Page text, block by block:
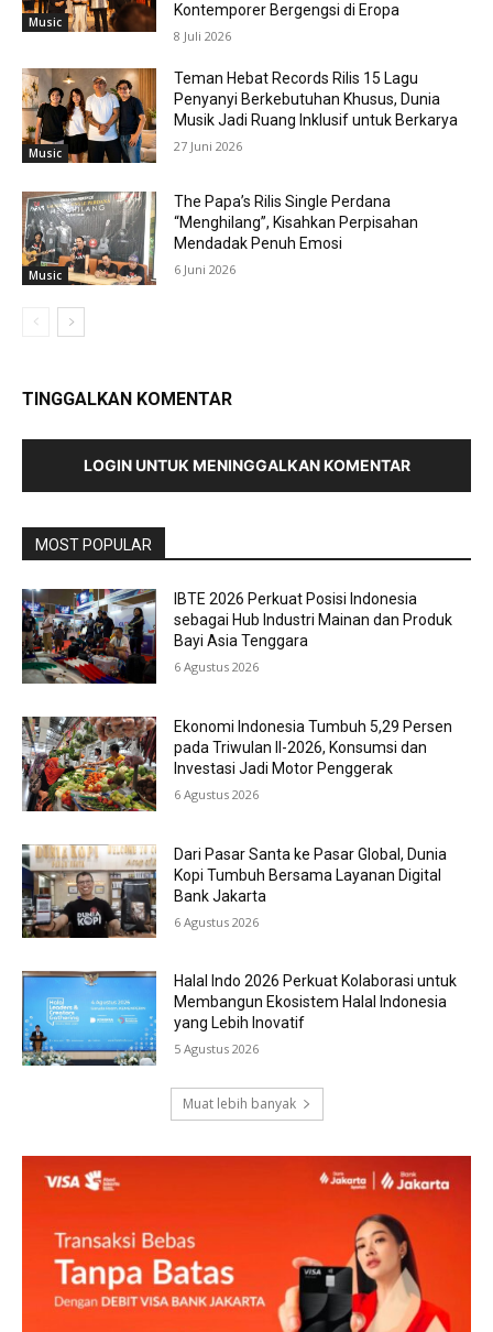
Music
Kontemporer Bergengsi di Eropa
8 Juli 2026
Music
Teman Hebat Records Rilis 15 Lagu
Penyanyi Berkebutuhan Khusus, Dunia
Musik Jadi Ruang Inklusif untuk Berkarya
27 Juni 2026
Music
The Papa’s Rilis Single Perdana
“Menghilang”, Kisahkan Perpisahan
Mendadak Penuh Emosi
6 Juni 2026
TINGGALKAN KOMENTAR
LOGIN UNTUK MENINGGALKAN KOMENTAR
MOST POPULAR
IBTE 2026 Perkuat Posisi Indonesia
sebagai Hub Industri Mainan dan Produk
Bayi Asia Tenggara
6 Agustus 2026
Ekonomi Indonesia Tumbuh 5,29 Persen
pada Triwulan II-2026, Konsumsi dan
Investasi Jadi Motor Penggerak
6 Agustus 2026
Dari Pasar Santa ke Pasar Global, Dunia
Kopi Tumbuh Bersama Layanan Digital
Bank Jakarta
6 Agustus 2026
Halal Indo 2026 Perkuat Kolaborasi untuk
Membangun Ekosistem Halal Indonesia
yang Lebih Inovatif
5 Agustus 2026
Muat lebih banyak